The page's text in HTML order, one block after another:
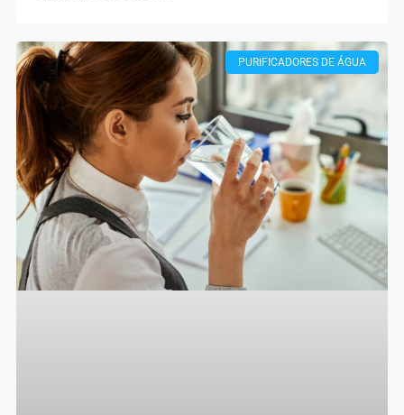
PURIFICADORES DE ÁGUA